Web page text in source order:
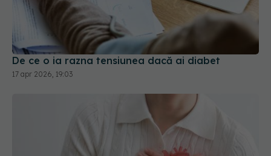
De ce o ia razna tensiunea dacă ai diabet
17 apr 2026, 19:03